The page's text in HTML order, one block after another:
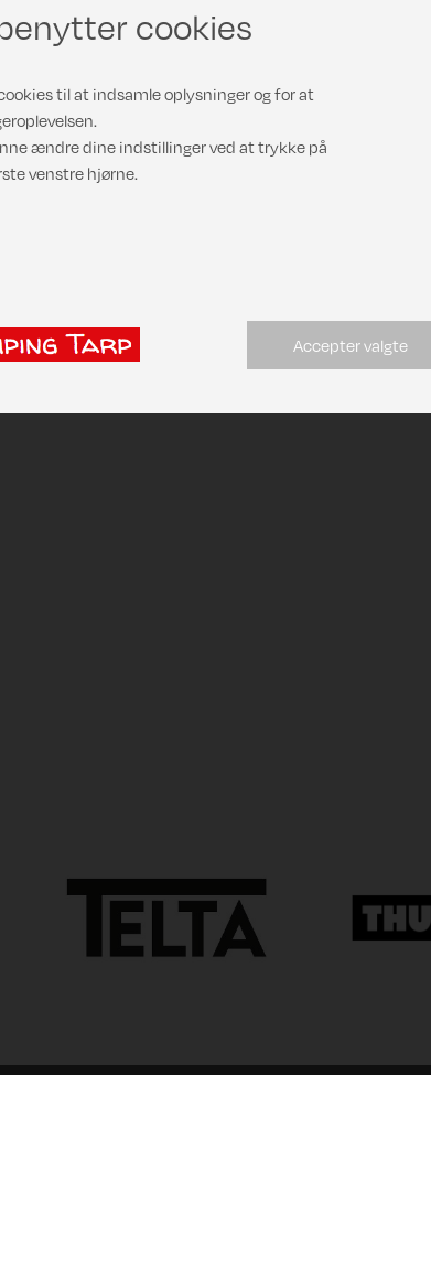
cookies
til at indsamle oplysninger og for at
ændre dine indstillinger ved at trykke på
venstre hjørne.
Accepter valgte